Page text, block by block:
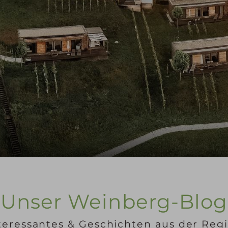
Unser Weinberg-Blog
& Geschichten aus der